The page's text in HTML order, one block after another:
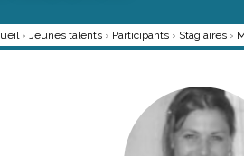
› Jeunes talents › Participants › Stagiaires ›